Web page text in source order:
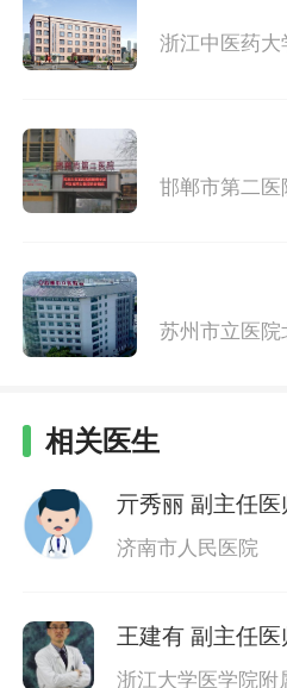
浙江中医药
邯郸市第二医
苏州市立医院
相关医生
亓秀丽 副主任医
济南市人民医院
王建有 副主任医
浙江大学医学院附